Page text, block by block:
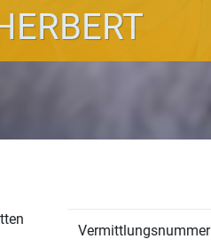
Vermittlungsnummer